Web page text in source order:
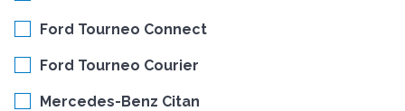
Ford Tourneo Connect
Ford Tourneo Courier
Mercedes-Benz Citan